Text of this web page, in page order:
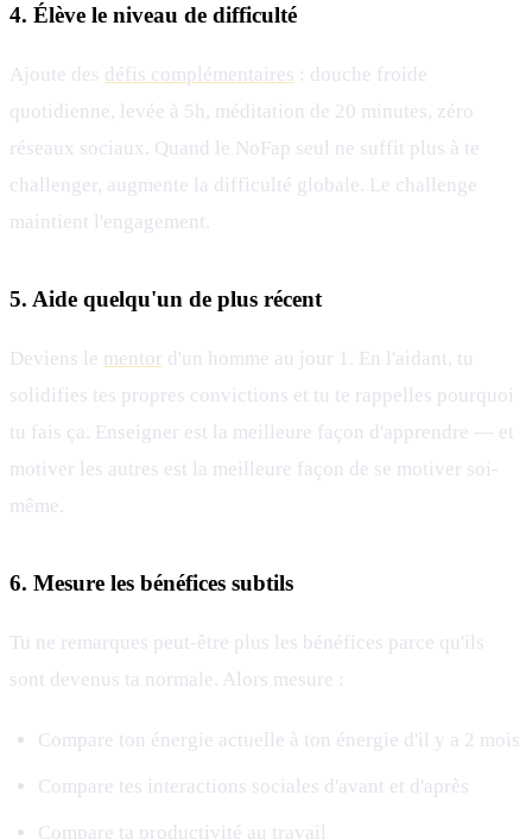
4. Élève le niveau de difficulté
Ajoute des défis complémentaires : douche froide
quotidienne, levée à 5h, méditation de 20 minutes, zéro
réseaux sociaux. Quand le NoFap seul ne suffit plus à te
challenger, augmente la difficulté globale. Le challenge
maintient l'engagement.
5. Aide quelqu'un de plus récent
Deviens le mentor d'un homme au jour 1. En l'aidant, tu
solidifies tes propres convictions et tu te rappelles pourquoi
tu fais ça. Enseigner est la meilleure façon d'apprendre — et
motiver les autres est la meilleure façon de se motiver soi-
même.
6. Mesure les bénéfices subtils
Tu ne remarques peut-être plus les bénéfices parce qu'ils
sont devenus ta normale. Alors mesure :
Compare ton énergie actuelle à ton énergie d'il y a 2 mois
Compare tes interactions sociales d'avant et d'après
Compare ta productivité au travail